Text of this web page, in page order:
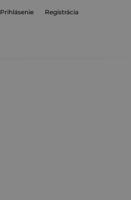
Prihlásenie Registrácia